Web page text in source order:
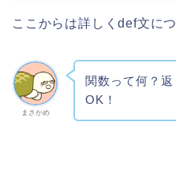
ここからは詳しくdef文に
まさかめ
関数って何？
OK！